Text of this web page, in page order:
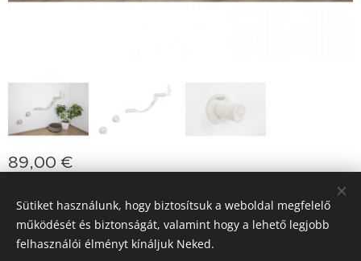
89,00€
jasminprincess Sütik
Sütiket használunk, hogy biztosítsuk a weboldal megfelelő
működését és biztonságát, valamint hogy a lehető legjobb
felhasználói élményt kínáljuk Neked.